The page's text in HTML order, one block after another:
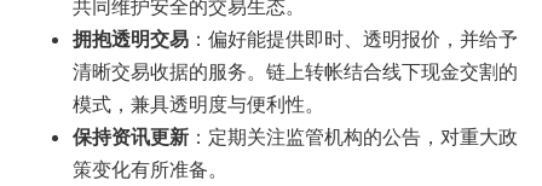
共同维护安全的交易生态。
拥抱透明交易 ：偏好能提供即时、透明报价，并给予
清晰交易收据的服务。链上转帐结合线下现金交割的
模式，兼具透明度与便利性。
保持资讯更新 ：定期关注监管机构的公告，对重大政
策变化有所准备。